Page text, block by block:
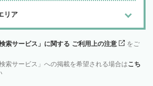
リア
索サービス」に関する ご利用上の注意
をご
索サービス」への掲載を希望される場合はこち